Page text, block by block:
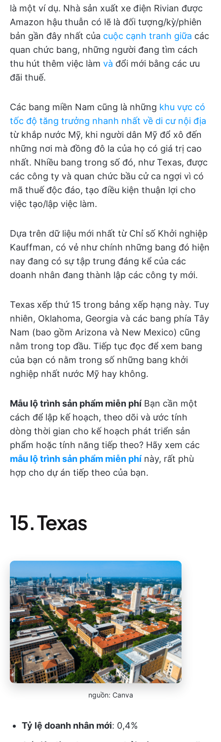
là một ví dụ. Nhà sản xuất xe điện Rivian được
Amazon hậu thuẫn có lẽ là đối tượng/kỳ/phiên
bản gần đây nhất của cuộc cạnh tranh giữa các
quan chức bang, những người đang tìm cách
thu hút thêm việc làm và đổi mới bằng các ưu
đãi thuế.
Các bang miền Nam cũng là những khu vực có
tốc độ tăng trưởng nhanh nhất về di cư nội địa
từ khắp nước Mỹ, khi người dân Mỹ đổ xô đến
những nơi mà đồng đô la của họ có giá trị cao
nhất. Nhiều bang trong số đó, như Texas, được
các công ty và quan chức bầu cử ca ngợi vì có
mã thuế độc đáo, tạo điều kiện thuận lợi cho
việc tạo/lập việc làm.
Dựa trên dữ liệu mới nhất từ Chỉ số Khởi nghiệp
Kauffman, có vẻ như chính những bang đó hiện
nay đang có sự tập trung đáng kể của các
doanh nhân đang thành lập các công ty mới.
Texas xếp thứ 15 trong bảng xếp hạng này. Tuy
nhiên, Oklahoma, Georgia và các bang phía Tây
Nam (bao gồm Arizona và New Mexico) cũng
nằm trong top đầu. Tiếp tục đọc để xem bang
của bạn có nằm trong số những bang khởi
nghiệp nhất nước Mỹ hay không.
Mẫu lộ trình sản phẩm miễn phí Bạn cần một
cách để lập kế hoạch, theo dõi và ước tính
dòng thời gian cho kế hoạch phát triển sản
phẩm hoặc tính năng tiếp theo? Hãy xem các
mẫu lộ trình sản phẩm miễn phí này, rất phù
hợp cho dự án tiếp theo của bạn.
15. Texas
nguồn: Canva
Tỷ lệ doanh nhân mới: 0,4%